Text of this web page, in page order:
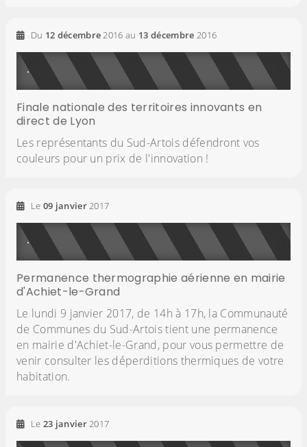
Du 12 décembre2016au 13 décembre 2016
Finale nationale des territoires innovants en
direct de Lyon
Les représentants du Sud-Artois défendront vos
couleurs pour un prix de l'innovation !
Le 09 janvier2017
Permanence thermographie aérienne en mairie
d'Achiet-le-Grand
Le lundi 9 janvier 2017, de 14h à 17h, la Communauté
de Communes du Sud-Artois tient une permanence
en mairie d'Achiet-le-Grand, pour vous permettre de
venir consulter les déperditions thermiques de votre
habitation.
Le 23 janvier2017